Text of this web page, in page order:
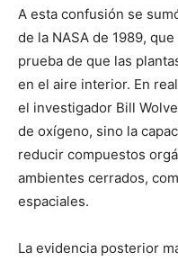
A esta confusión se
de la NASA de 1989,
prueba de que las
en el aire interior. En
el investigador Bill
de oxígeno, sino la
reducir compuestos
ambientes cerrados,
espaciales.
La evidencia posterior